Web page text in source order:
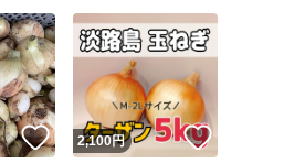
いいね！
2,100円